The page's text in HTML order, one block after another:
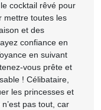
cocktail rêvé pour
mettre toutes les
et des
confiance en
en suivant
vous prête et
! Célibataire,
les princesses et
pas tout, car